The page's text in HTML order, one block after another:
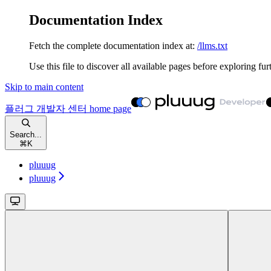
Documentation Index
Fetch the complete documentation index at: /llms.txt
Use this file to discover all available pages before exploring
Skip to main content
플러그 개발자 센터 home page
Search...
⌘ K
pluuug
pluuug